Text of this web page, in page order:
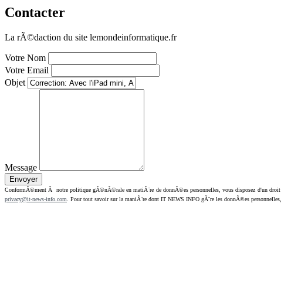
Contacter
La rÃ©daction du site lemondeinformatique.fr
Votre Nom
Votre Email
Objet
Message
ConformÃ©ment Ã notre politique gÃ©nÃ©rale en matiÃ¨re de donnÃ©es personnelles, vous disposez d'un
privacy@it-news-info.com . Pour tout savoir sur la maniÃ¨re dont IT NEWS INFO gÃ¨re les donnÃ©es